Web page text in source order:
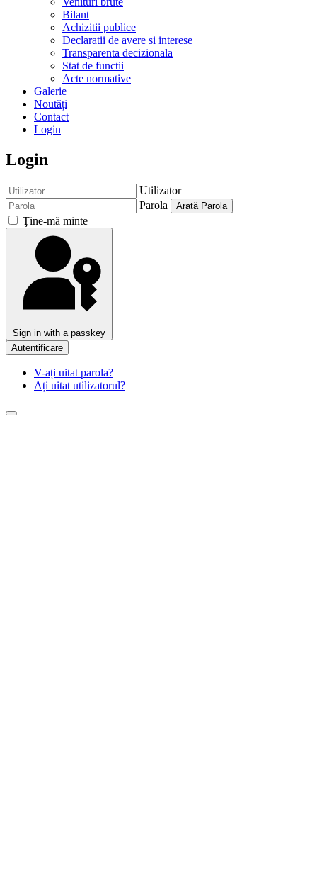
Bilant
Achizitii publice
Declaratii de avere si interese
Transparenta decizionala
Stat de functii
Acte normative
Galerie
Noutăți
Contact
Login
Login
Utilizator
Parola
Arată Parola
Ţine-mă minte
Sign in with a passkey
Autentificare
V-ați uitat parola?
Ați uitat utilizatorul?